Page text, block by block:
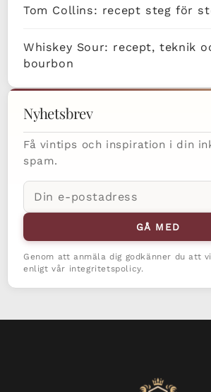
Tom Collins: recept steg för
Whiskey Sour: recept, teknik
bourbon
Nyhetsbrev
Få vintips och inspiration i din
spam.
E-
postadress
GÅ MED
Genom att anmäla dig godkänner du att
enligt vår integritetspolicy.